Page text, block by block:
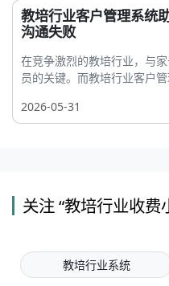
教培行业客户管理系统
沟通失败
在竞争激烈的教培行业，与
员的关键。而教培行业客户
2026-05-31
关注 “教培行业收费
教培行业系统